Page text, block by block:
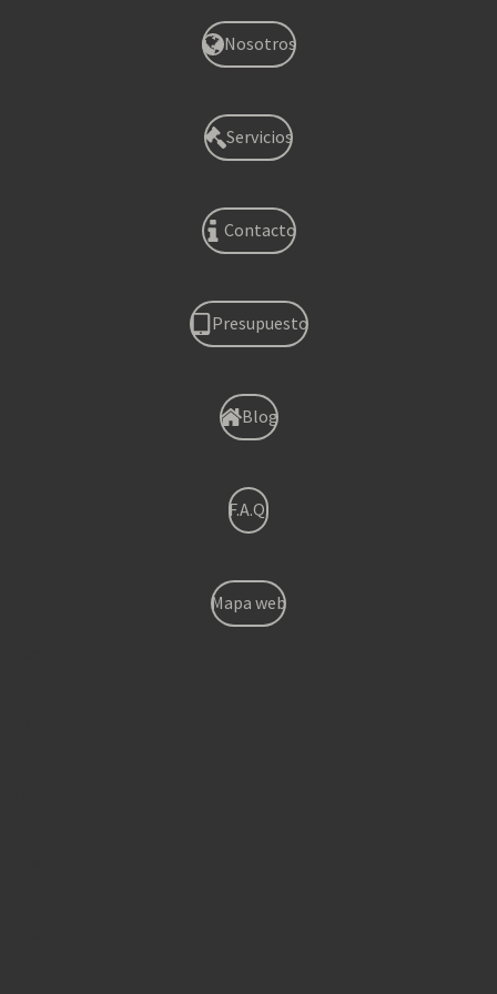
Nosotros
Servicios
Contacto
Presupuesto
Blog
F.A.Q.
Mapa web